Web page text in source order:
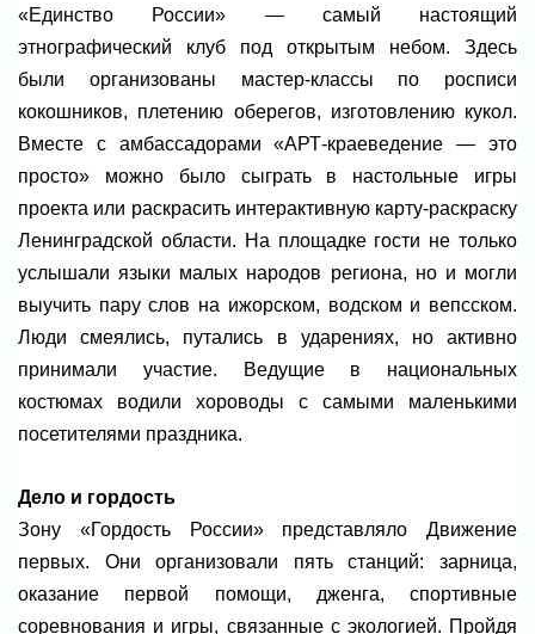
«Единство России» — самый настоящий
этнографический клуб под открытым небом. Здесь
были организованы мастер-классы по росписи
кокошников, плетению оберегов, изготовлению кукол.
Вместе с амбассадорами «АРТ-краеведение — это
просто» можно было сыграть в настольные игры
проекта или раскрасить интерактивную карту-раскраску
Ленинградской области. На площадке гости не только
услышали языки малых народов региона, но и могли
выучить пару слов на ижорском, водском и вепсском.
Люди смеялись, путались в ударениях, но активно
принимали участие. Ведущие в национальных
костюмах водили хороводы с самыми маленькими
посетителями праздника.
Дело и гордость
Зону «Гордость России» представляло Движение
первых. Они организовали пять станций: зарница,
оказание первой помощи, дженга, спортивные
соревнования и игры, связанные с экологией. Пройдя